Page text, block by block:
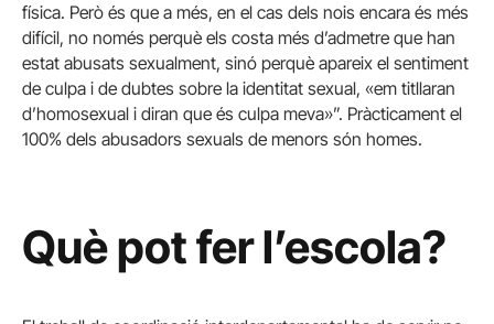
física. Però és que a més, en el cas dels nois encara és més
difícil, no només perquè els costa més d’admetre que han
estat abusats sexualment, sinó perquè apareix el sentiment
de culpa i de dubtes sobre la identitat sexual, «em titllaran
d’homosexual i diran que és culpa meva»”. Pràcticament el
100% dels abusadors sexuals de menors són homes.
Què pot fer l’escola?